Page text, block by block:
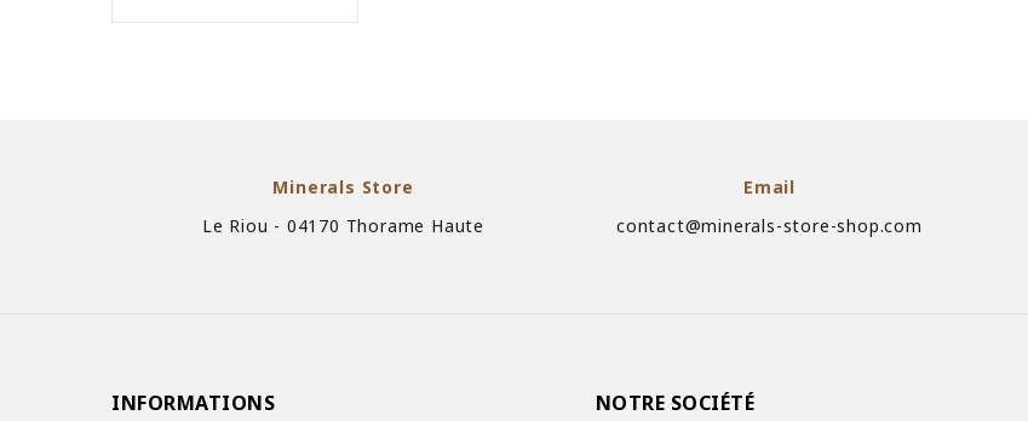
Minerals Store
Le Riou - 04170 Thorame Haute
Email
contact@minerals-store-shop.com
INFORMATIONS NOTRE SOCIÉTÉ